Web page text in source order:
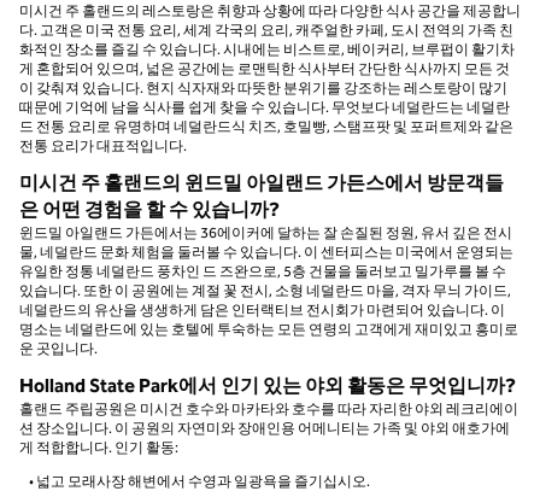
미시건 주 홀랜드의 레스토랑은 취향과 상황에 따라 다양한 식사 공간을 제공합니
다. 고객은 미국 전통 요리, 세계 각국의 요리, 캐주얼한 카페, 도시 전역의 가족 친
화적인 장소를 즐길 수 있습니다. 시내에는 비스트로, 베이커리, 브루펍이 활기차
게 혼합되어 있으며, 넓은 공간에는 로맨틱한 식사부터 간단한 식사까지 모든 것
이 갖춰져 있습니다. 현지 식자재와 따뜻한 분위기를 강조하는 레스토랑이 많기
때문에 기억에 남을 식사를 쉽게 찾을 수 있습니다. 무엇보다 네덜란드는 네덜란
드 전통 요리로 유명하며 네덜란드식 치즈, 호밀빵, 스탬프팟 및 포퍼트제와 같은
전통 요리가 대표적입니다.
미시건 주 홀랜드의 윈드밀 아일랜드 가든스에서 방문객들
은 어떤 경험을 할 수 있습니까?
윈드밀 아일랜드 가든에서는 36에이커에 달하는 잘 손질된 정원, 유서 깊은 전시
물, 네덜란드 문화 체험을 둘러볼 수 있습니다. 이 센터피스는 미국에서 운영되는
유일한 정통 네덜란드 풍차인 드 즈완으로, 5층 건물을 둘러보고 밀가루를 볼 수
있습니다. 또한 이 공원에는 계절 꽃 전시, 소형 네덜란드 마을, 격자 무늬 가이드,
네덜란드의 유산을 생생하게 담은 인터랙티브 전시회가 마련되어 있습니다. 이
명소는 네덜란드에 있는 호텔에 투숙하는 모든 연령의 고객에게 재미있고 흥미로
운 곳입니다.
Holland State Park에서 인기 있는 야외 활동은 무엇입니까?
홀랜드 주립공원은 미시건 호수와 마카타와 호수를 따라 자리한 야외 레크리에이
션 장소입니다. 이 공원의 자연미와 장애인용 어메니티는 가족 및 야외 애호가에
게 적합합니다. 인기 활동:
• 넓고 모래사장 해변에서 수영과 일광욕을 즐기십시오.